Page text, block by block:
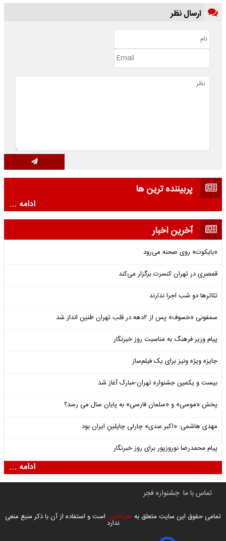
ارسال نظر
پربیننده ترین ها
ادامه ...
آخرین اخبار
«بایکوت» روی صحنه می‌رود
قمصری در تهران کنسرت برگزار می‌کند
تئاترها دو شب اجرا ندارند
سمفونی «خسوف» پس از ۲دهه در قلب تهران طنین انداز شد
پیام وزیر فرهنگ به مناسبت روز خبرنگار
جایزه ویژه ونیز برای یک فیلم‌ساز
بیست و یکمین جشنواره تهران-مبارک آغاز شد
پخش «موسی» و «سلمان فارسی» به پایان سال می رسد؟
مهدی هاشمی: «اکبر عبدی» چارلی چاپلینِ ایران بود
پیام محمدرضا نوروزپور برای روز خبرنگار
ادامه ...
تماس با ما جشنواره فجر
تمامی حقوق این سایت متعلق به هنرآنلاین است و استفاده از آن با ذکر منبع منعی
ندارد